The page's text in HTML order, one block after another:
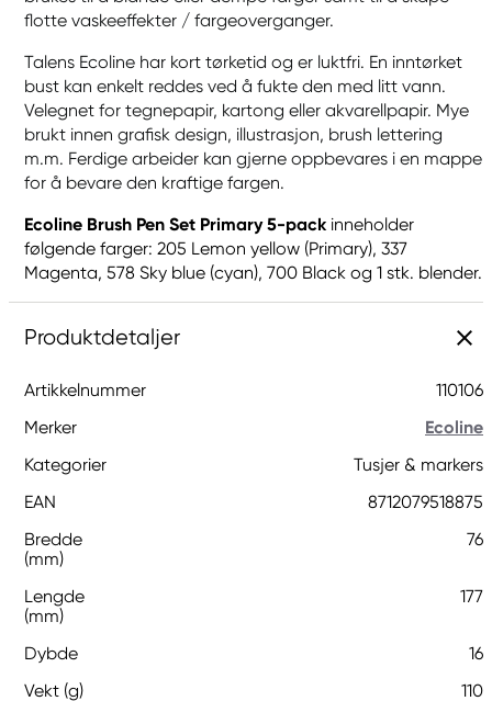
flotte vaskeeffekter / fargeoverganger.
Talens Ecoline har kort tørketid og er luktfri. En inntørket
bust kan enkelt reddes ved å fukte den med litt vann.
Velegnet for tegnepapir, kartong eller akvarellpapir. Mye
brukt innen grafisk design, illustrasjon, brush lettering
m.m. Ferdige arbeider kan gjerne oppbevares i en mappe
for å bevare den kraftige fargen.
Ecoline Brush Pen Set Primary 5-pack inneholder
følgende farger: 205 Lemon yellow (Primary), 337
Magenta, 578 Sky blue (cyan), 700 Black og 1 stk. blender.
Produktdetaljer
Artikkelnummer
110106
Merker
Ecoline
Kategorier
Tusjer & markers
EAN
8712079518875
Bredde
(mm)
76
Lengde
(mm)
177
Dybde
16
Vekt (g)
110